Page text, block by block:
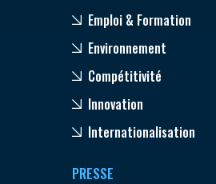
Emploi & Formation
Environnement
Compétitivité
Innovation
Internationalisation
PRESSE